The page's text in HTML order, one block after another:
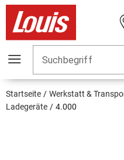
Suchbegriff
Startseite Werkstatt &
Ladegeräte
4.000